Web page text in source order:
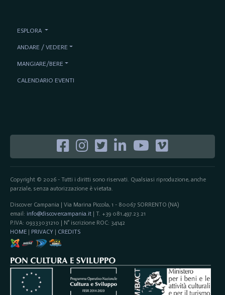
Copyright © 2026 - Tutti i diritti sono riservati. Qualsiasi riproduzione, anche
parziale, senza autorizzazione è vietata.
Discover Campania | Via Marina Piccola, 1 - 80067 SORRENTO (NA)
email: info@discovercampania.it| T. +39 081.497.23.21
P.IVA: 09333031210 | N° iscrizione ROC: 34142
HOME| PRIVACY | CREDITS
ESPLORA
ANDARE / VEDERE
MANGIARE/BERE
CALENDARIO EVENTI